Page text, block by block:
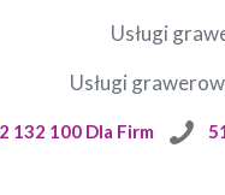
Usługi
Usługi
132 100 Dla Firm